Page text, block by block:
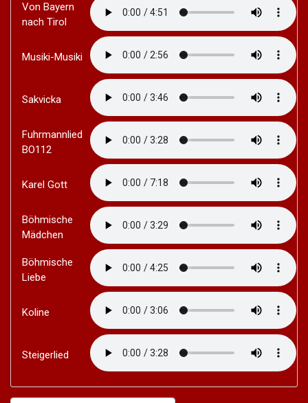
Von Bayern
nach Tirol
Musiki-Musiki
Sakvicka
Fuhrmannlied
BO112
Karel Gott
Böhmische
Mädchen
Böhmische
Liebe
Koline
Steigerlied